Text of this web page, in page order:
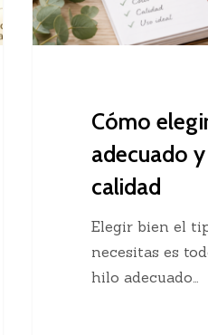
calidad
Cómo
adecuado
calidad
Elegir bien el
necesitas es
hilo adecuado…